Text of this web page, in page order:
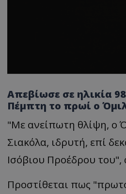
Απεβίωσε σε ηλικία
Πέμπτη το πρωί ο
"Με ανείπωτη θλίψη, ο
Σιακόλα, ιδρυτή, επί
Ισόβιου Προέδρου
Προστίθεται πως